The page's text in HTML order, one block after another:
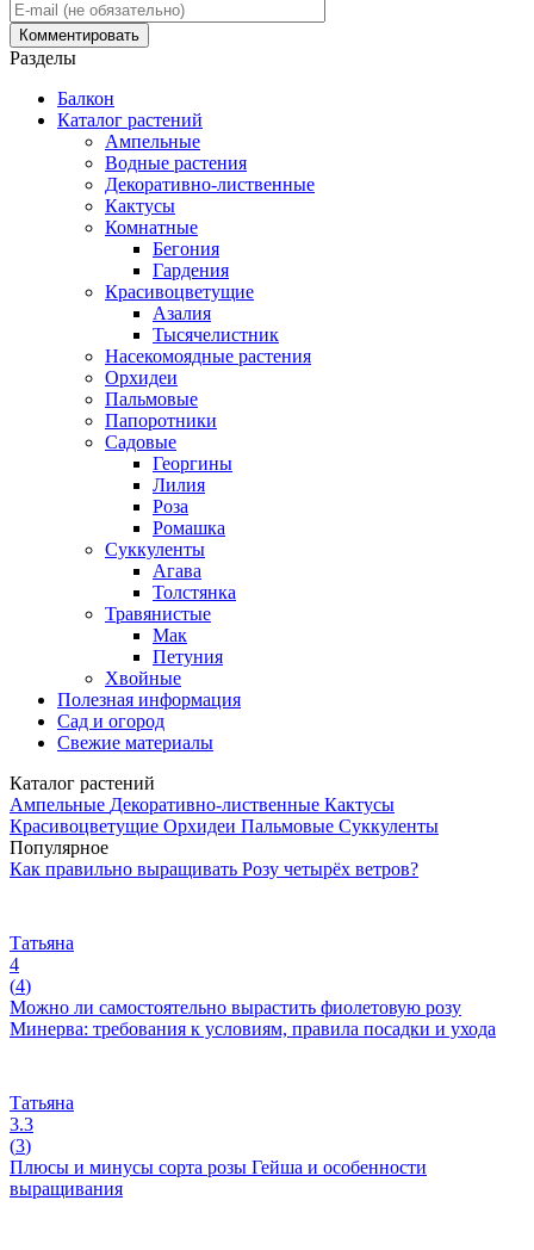
Разделы
Балкон
Каталог растений
Ампельные
Водные растения
Декоративно-лиственные
Кактусы
Комнатные
Бегония
Гардения
Красивоцветущие
Азалия
Тысячелистник
Насекомоядные растения
Орхидеи
Пальмовые
Папоротники
Садовые
Георгины
Лилия
Роза
Ромашка
Суккуленты
Агава
Толстянка
Травянистые
Мак
Петуния
Хвойные
Полезная информация
Сад и огород
Свежие материалы
Каталог растений
Ампельные Декоративно-лиственные Кактусы
Красивоцветущие Орхидеи Пальмовые Суккуленты
Популярное
Как правильно выращивать Розу четырёх ветров?
Татьяна
4
(4)
Можно ли самостоятельно вырастить фиолетовую розу
Минерва: требования к условиям, правила посадки и ухода
Татьяна
3.3
(3)
Плюсы и минусы сорта розы Гейша и особенности
выращивания